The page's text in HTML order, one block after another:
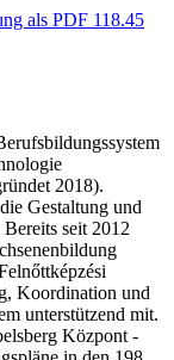
als PDF 118.45
2018).
Gestaltung und
seit 2012
Koordination und
unterstützend mit.
Központ -